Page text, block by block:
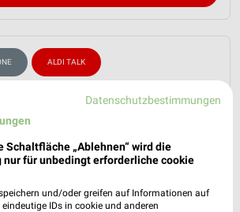
ALDI TALK
Datenschutzbestimmungen
Schaltfläche „Ablehnen“ wird die
für unbedingt erforderliche cookie
und/oder greifen auf Informationen auf
eindeutige IDs in cookie und anderen